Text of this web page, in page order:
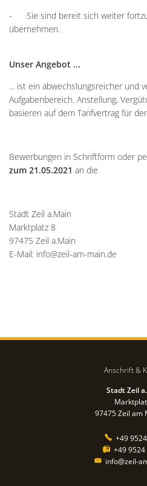
- Sie sind bereit sich weiter
übernehmen.
Unser Angebot ...
... ist ein abwechslungsreicher und
Aufgabenbereich. Anstellung,
basieren auf dem Tarifvertrag für
Bewerbungen in Schriftform oder
zum 21.05.2021 an die
Stadt Zeil a.Main
Marktplatz 8
97475 Zeil a.Main
E-Mail: info@zeil-am-main.de
Anschrift &
Stadt Zeil
97475Zeil am
+49
+49
info@zeil-